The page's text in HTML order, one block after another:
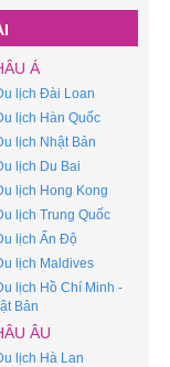
Á
lịch Đài Loan
lịch Hàn Quốc
lịch Nhật Bản
lịch Du Bai
lịch Hong Kong
lịch Trung Quốc
lịch Ấn Độ
lịch Maldives
lịch Hồ Chí Minh -
Bản
ÂU
lịch Hà Lan